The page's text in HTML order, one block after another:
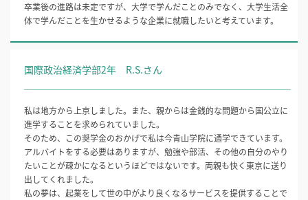
卒業後の進路は未定ですが、大学で学んだことのみでなく、大学生活全
体で学んだことを生かせるような企業に就職したいと考えています。
国際政治経済学部2年 R.S.さん
私は地方から上京しました。また、親からは金銭的な問題から国公立に
進学することを求められていました。
そのため、この奨学金のおかげで私は今青山学院に通学できています。
アルバイトをする必要はありますが、勉強や部活、その他の自分のやり
たいことが疎かになるというほどではないです。両親も快く東京に送り
出してくれました。
私の夢は、起業をして世の中がより良くなるサービスを提供することで